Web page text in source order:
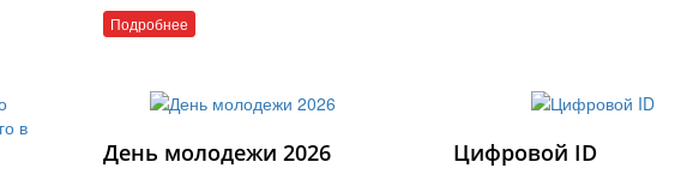
Подробнее
День молодежи 2026 Цифровой ID